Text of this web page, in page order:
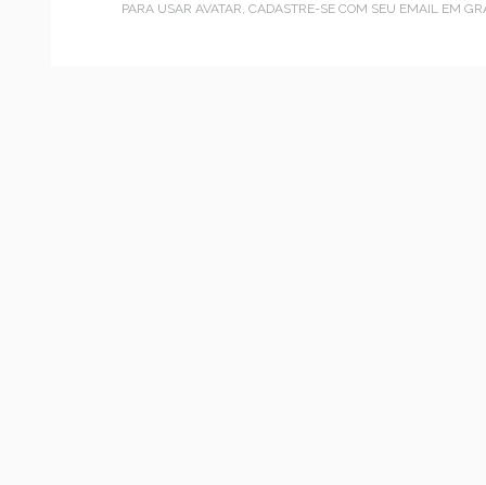
PARA USAR AVATAR, CADASTRE-SE COM SEU EMAIL EM